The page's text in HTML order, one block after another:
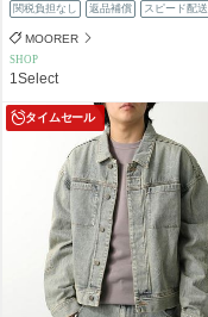
関税負担なし 返品補償 スピード配送
MOORER
SHOP
1Select
タイムセール